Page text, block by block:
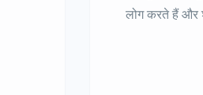
लोग करते हैं और